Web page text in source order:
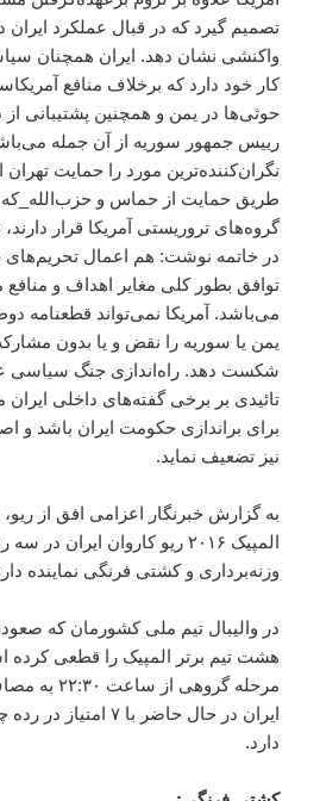
تصمیم گیرد که در قبال عملکرد ایران
واکنشی نشان دهد. ایران همچنان
کار خود دارد که برخلاف منافع
حوثی‌ها در یمن و همچنین پشتیبانی‌
رییس جمهور سوریه از آن جمله
نگران‌کننده‌ترین مورد را حمایت تهران
طریق حمایت از حماس و
گروه‌های تروریستی آمریکا قرار
در خاتمه نوشت: هم اعمال تحریم‌های
توافق بطور کلی مغایر اهداف و
می‌باشد. آمریکا نمی‌تواند قطعنامه
یمن یا سوریه را نقض و یا بدون
شکست دهد. راه‌اندازی جنگ سیاسی
تائیدی بر برخی گفته‌های داخلی ایران
برای براندازی حکومت ایران باشد و
نیز تضعیف نماید.
به گزارش خبرنگار اعزامی افق از
المپیک ۲۰۱۶ ریو کاروان ایران در
وزنه‌برداری و کشتی فرنگی نماینده
در والیبال تیم ملی کشورمان که
هشت تیم برتر المپیک را قطعی کرده
مرحله
ایران در حال حاضر با ۷
دارد.